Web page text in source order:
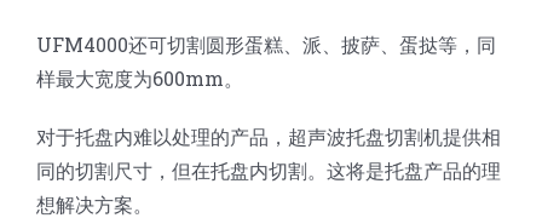
UFM4000还可切割圆形蛋糕、派、披萨、蛋挞等，同
样最大宽度为600mm。
对于托盘内难以处理的产品，超声波托盘切割机提供相
同的切割尺寸，但在托盘内切割。这将是托盘产品的理
想解决方案。